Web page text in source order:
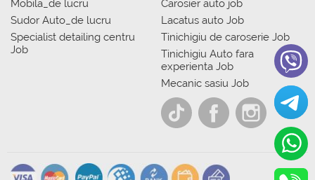
Mobila_de lucru
Sudor Auto_de lucru
Specialist detailing centru
Job
Carosier auto job
Lacatus auto Job
Tinichigiu de caroserie Job
Tinichigiu Auto fara
experienta Job
Mecanic sasiu Job